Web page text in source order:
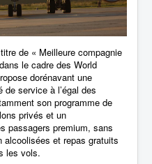
de « Meilleure compagnie
le cadre des World
dorénavant une
service à l’égal des
son programme de
privés et un
passagers premium, sans
et repas gratuits
les vols.